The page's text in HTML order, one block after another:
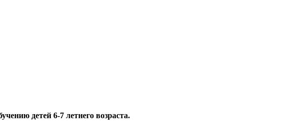
детей 6-7 летнего возраста.